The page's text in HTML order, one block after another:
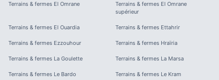
Terrains & fermes El Omrane Terrains & fermes El Omrane
supérieur
Terrains & fermes El Ouardia Terrains & fermes Ettahrir
Terrains & fermes Ezzouhour Terrains & fermes Hraïria
Terrains & fermes La Goulette Terrains & fermes La Marsa
Terrains & fermes Le Bardo Terrains & fermes Le Kram